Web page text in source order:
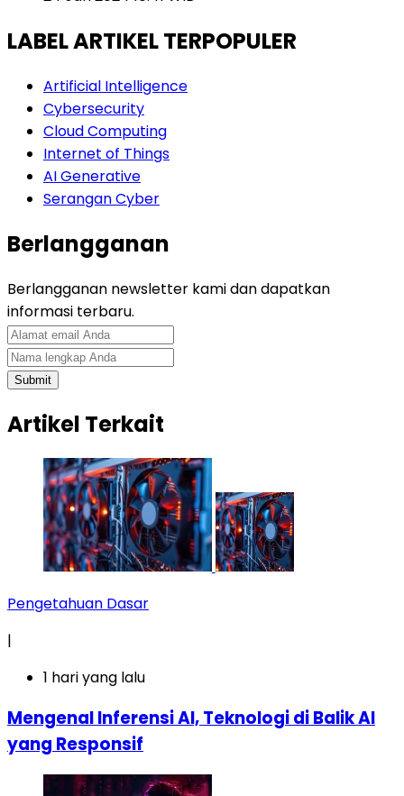
LABEL ARTIKEL TERPOPULER
Artificial Intelligence
Cybersecurity
Cloud Computing
Internet of Things
AI Generative
Serangan Cyber
Berlangganan
Berlangganan newsletter kami dan dapatkan
informasi terbaru.
Submit
Artikel Terkait
Pengetahuan Dasar
|
1 hari yang lalu
Mengenal Inferensi AI, Teknologi di Balik AI
yang Responsif